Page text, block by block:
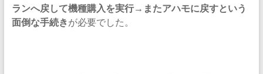
ランへ戻して機種購入を実行→またアハモに戻すという
面倒な手続きが必要でした。